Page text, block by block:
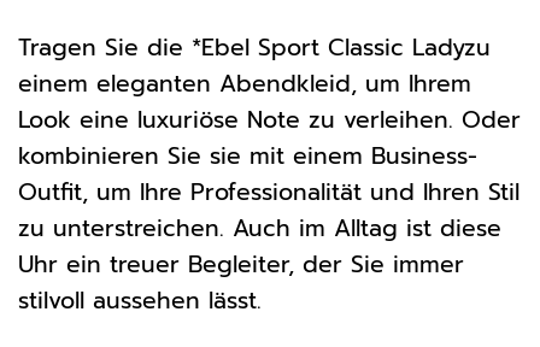
Tragen Sie die *Ebel Sport Classic Ladyzu
einem eleganten Abendkleid, um Ihrem
Look eine luxuriöse Note zu verleihen. Oder
kombinieren Sie sie mit einem Business-
Outfit, um Ihre Professionalität und Ihren Stil
zu unterstreichen. Auch im Alltag ist diese
Uhr ein treuer Begleiter, der Sie immer
stilvoll aussehen lässt.